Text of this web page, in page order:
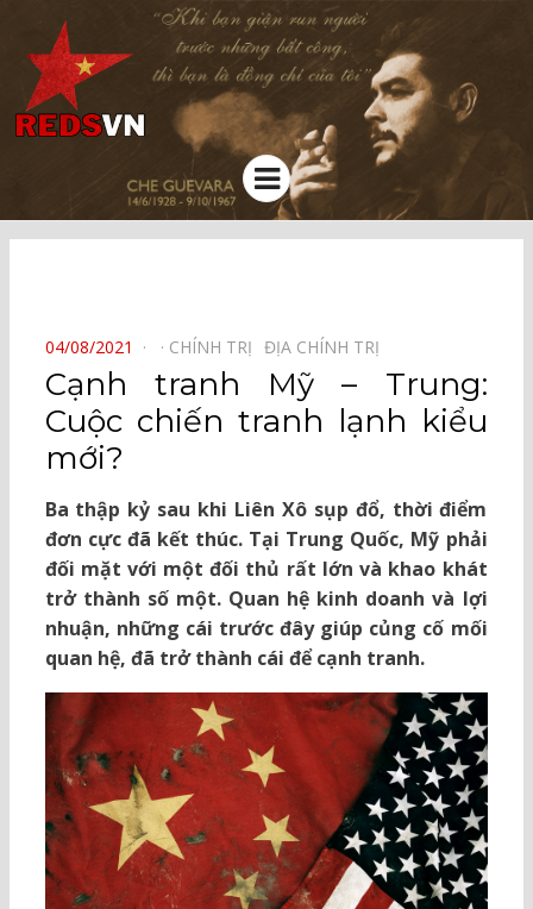
Kênh chia sẻ tri thức cộng đồng
Menu
POSTED
ON
04/08/2021 CHÍNH TRỊ⠀ ĐỊA CHÍNH TRỊ⠀
Cạnh tranh Mỹ – Trung:
Cuộc chiến tranh lạnh kiểu
mới?
Ba thập kỷ sau khi Liên Xô sụp đổ, thời điểm
đơn cực đã kết thúc. Tại Trung Quốc, Mỹ phải
đối mặt với một đối thủ rất lớn và khao khát
trở thành số một. Quan hệ kinh doanh và lợi
nhuận, những cái trước đây giúp củng cố mối
quan hệ, đã trở thành cái để cạnh tranh.